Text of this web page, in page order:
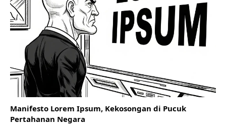
Manifesto Lorem Ipsum, Kekosongan di Pucuk
Pertahanan Negara